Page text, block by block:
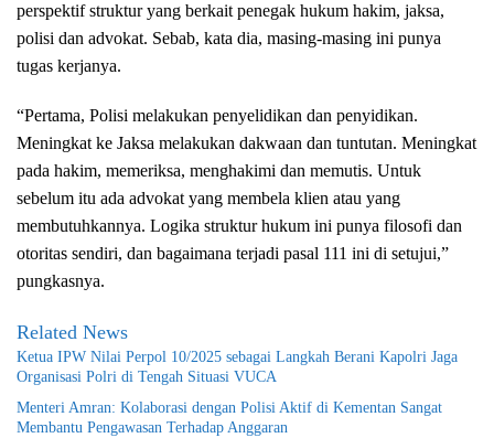
perspektif struktur yang berkait penegak hukum hakim, jaksa,
polisi dan advokat. Sebab, kata dia, masing-masing ini punya
tugas kerjanya.
“Pertama, Polisi melakukan penyelidikan dan penyidikan.
Meningkat ke Jaksa melakukan dakwaan dan tuntutan. Meningkat
pada hakim, memeriksa, menghakimi dan memutis. Untuk
sebelum itu ada advokat yang membela klien atau yang
membutuhkannya. Logika struktur hukum ini punya filosofi dan
otoritas sendiri, dan bagaimana terjadi pasal 111 ini di setujui,”
pungkasnya.
Related News
Ketua IPW Nilai Perpol 10/2025 sebagai Langkah Berani Kapolri Jaga
Organisasi Polri di Tengah Situasi VUCA
Menteri Amran: Kolaborasi dengan Polisi Aktif di Kementan Sangat
Membantu Pengawasan Terhadap Anggaran